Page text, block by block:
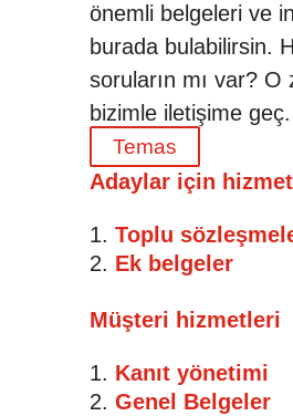
önemli belgeleri ve
burada bulabilirsin.
soruların mı var? O
bizimle iletişime geç.
Temas
Adaylar için hizmet
Toplu
Ek belgeler
Müşteri hizmetleri
Kanıt yönetimi
Genel Belgeler